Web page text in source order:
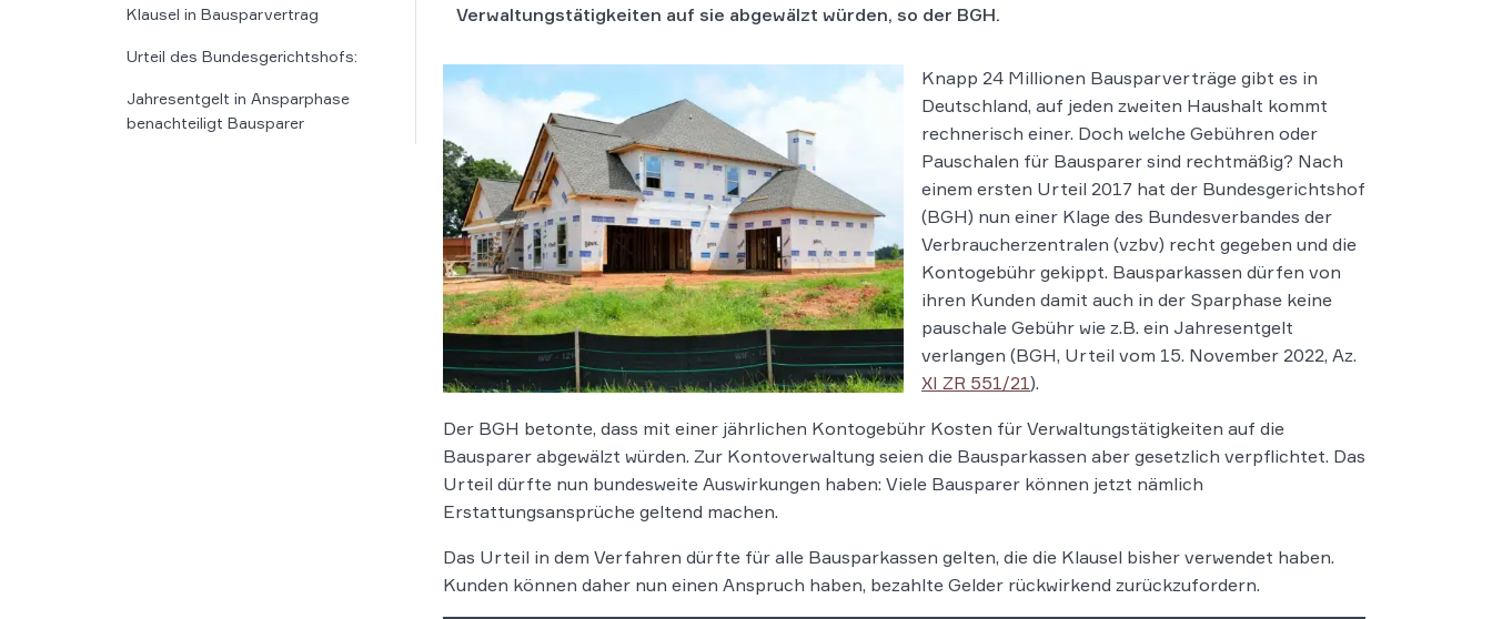
Klausel in Bausparvertrag
Urteil des Bundesgerichtshofs:
Jahresentgelt in Ansparphase
benachteiligt Bausparer
Verwaltungstätigkeiten auf sie abgewälzt würden, so der BGH.
Knapp 24 Millionen Bausparverträge gibt es in
Deutschland, auf jeden zweiten Haushalt kommt
rechnerisch einer. Doch welche Gebühren oder
Pauschalen für Bausparer sind rechtmäßig? Nach
einem ersten Urteil 2017 hat der Bundesgerichtshof
(BGH) nun einer Klage des Bundesverbandes der
Verbraucherzentralen (vzbv) recht gegeben und die
Kontogebühr gekippt. Bausparkassen dürfen von
ihren Kunden damit auch in der Sparphase keine
pauschale Gebühr wie z.B. ein Jahresentgelt
verlangen (BGH, Urteil vom 15. November 2022, Az.
XI ZR 551/21).
Der BGH betonte, dass mit einer jährlichen Kontogebühr Kosten für Verwaltungstätigkeiten auf die
Bausparer abgewälzt würden. Zur Kontoverwaltung seien die Bausparkassen aber gesetzlich verpflichtet. Das
Urteil dürfte nun bundesweite Auswirkungen haben: Viele Bausparer können jetzt nämlich
Erstattungsansprüche geltend machen.
Das Urteil in dem Verfahren dürfte für alle Bausparkassen gelten, die die Klausel bisher verwendet haben.
Kunden können daher nun einen Anspruch haben, bezahlte Gelder rückwirkend zurückzufordern.